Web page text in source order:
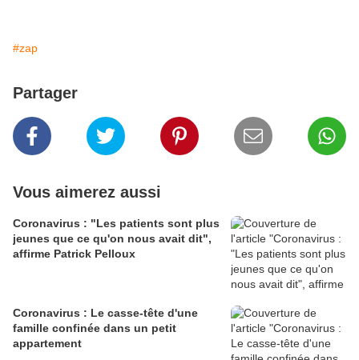
#zap
Partager
Vous aimerez aussi
Coronavirus : "Les patients sont plus
jeunes que ce qu'on nous avait dit",
affirme Patrick Pelloux
Coronavirus : Le casse-tête d'une
famille confinée dans un petit
appartement